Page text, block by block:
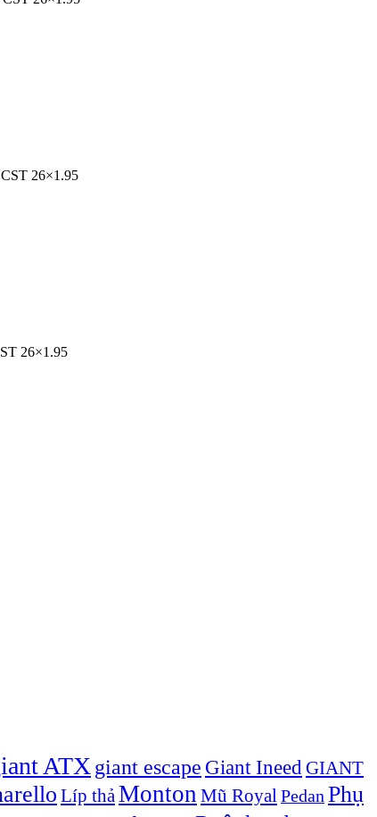
26×1.95
26×1.95
ATX giant escape Giant Ineed GIANT
Líp thảMonton Mũ Royal Pedan Phụ